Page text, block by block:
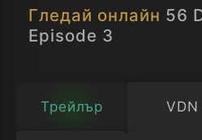
Гледай онлайн 56
Episode 3
Трейлър VDN